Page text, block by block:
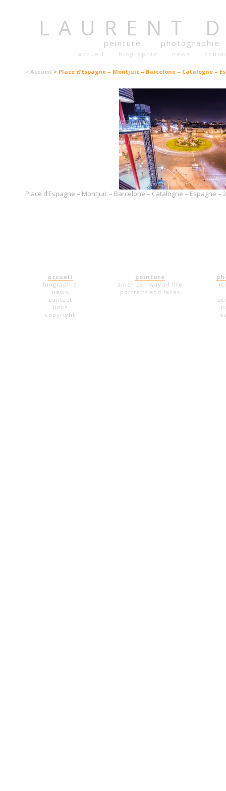
LAURENT
peinture photographie
accueil biographie news
> Accueil > Place d’Espagne – Montjuïc – Barcelone – Catalogne –
Place d’Espagne – Montjuïc – Barcelone – Catalogne – Espagne
accueil
biographie
news
contact
links
copyright
peinture
american way of life
portraits and faces